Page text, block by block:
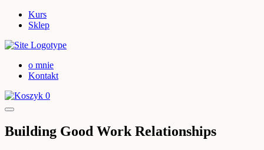
Kurs
Sklep
o mnie
Kontakt
0
Building Good Work Relationships